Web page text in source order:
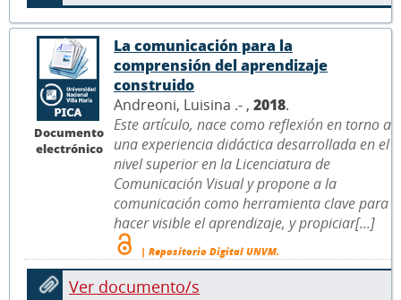
Documento
electrónico
La comunicación para la
comprensión del aprendizaje
construido
Andreoni, Luisina .- , 2018.
Este artículo, nace como reflexión en torno a
una experiencia didáctica desarrollada en el
nivel superior en la Licenciatura de
Comunicación Visual y propone a la
comunicación como herramienta clave para
hacer visible el aprendizaje, y propiciar[...]
| Repositorio Digital UNVM.
Ver documento/s